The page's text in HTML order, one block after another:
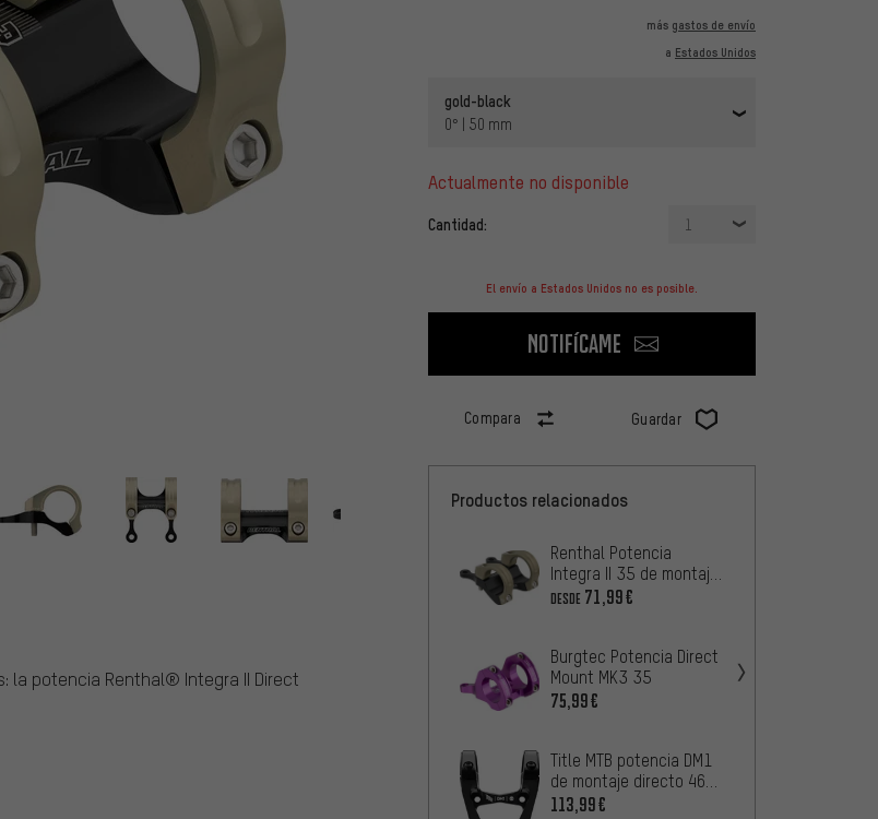
más gastos de envío
a Estados Unidos
gold-black
0° | 50 mm
actualmente no disponible
Cantidad: 1
El envío a Estados Unidos no es posible.
Notifícame
Compara Guardar
la potencia Renthal® Integra II Direct
Productos relacionados
Renthal Potencia
Integra II 35 de montaje
directo
DESDE 71,99€
Burgtec Potencia Direct
Mount MK3 35
75,99€
Title MTB potencia DM1
de montaje directo 46
mm 31.8
113,99€